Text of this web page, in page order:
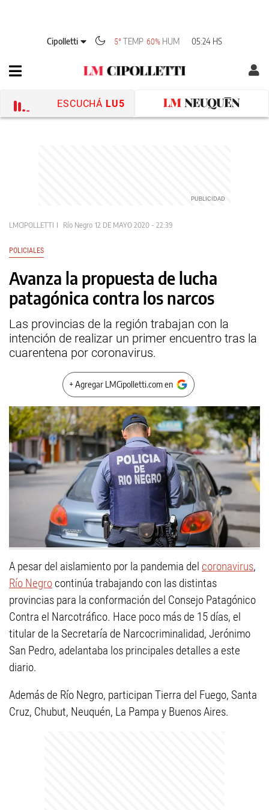
Cipolletti 5° TEMP 60% HUM 05:24 HS
ESCUCHÁ LU5
LMCIPOLLETTI Río Negro 12 DE MAYO 2020 - 22:39
POLICIALES
Avanza la propuesta de lucha
patagónica contra los narcos
Las provincias de la región trabajan con la
intención de realizar un primer encuentro tras la
cuarentena por coronavirus.
+ Agregar LMCipolletti.com en
A pesar del aislamiento por la pandemia del coronavirus,
Río Negro continúa trabajando con las distintas
provincias para la conformación del Consejo Patagónico
Contra el Narcotráfico. Hace poco más de 15 días, el
titular de la Secretaría de Narcocriminalidad, Jerónimo
San Pedro, adelantaba los principales detalles a este
diario.
Además de Río Negro, participan Tierra del Fuego, Santa
Cruz, Chubut, Neuquén, La Pampa y Buenos Aires.